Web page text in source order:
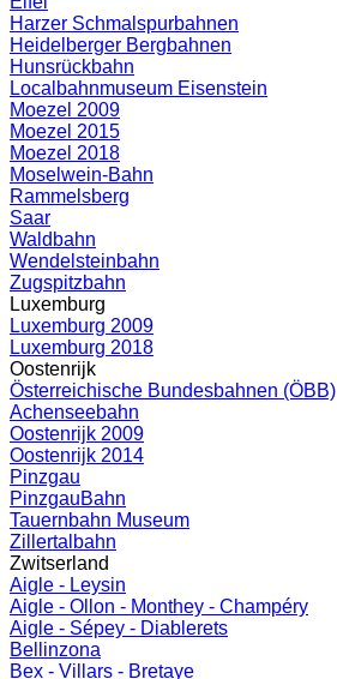
Harzer Schmalspurbahnen
Heidelberger Bergbahnen
Hunsrückbahn
Localbahnmuseum Eisenstein
Moezel 2009
Moezel 2015
Moezel 2018
Moselwein-Bahn
Rammelsberg
Saar
Waldbahn
Wendelsteinbahn
Zugspitzbahn
Luxemburg
Luxemburg 2009
Luxemburg 2018
Oostenrijk
Österreichische Bundesbahnen (ÖBB)
Achenseebahn
Oostenrijk 2009
Oostenrijk 2014
Pinzgau
PinzgauBahn
Tauernbahn Museum
Zillertalbahn
Zwitserland
Aigle - Leysin
Aigle - Ollon - Monthey - Champéry
Aigle - Sépey - Diablerets
Bellinzona
Bex - Villars - Bretaye